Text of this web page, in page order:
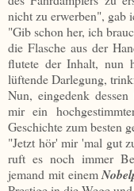
nicht zu erwerben", gab
"Gib schon her, ich
die Flasche aus der
flutete der Inhalt, nun
lüftende Darlegung,
Nun, eingedenk
mir ein
Geschichte zum besten
"Jetzt hör' mir 'mal gut
ruft es noch immer
jemand mit einem